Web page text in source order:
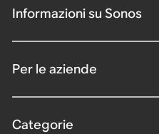
Informazioni su Sonos
Per le aziende
Categorie